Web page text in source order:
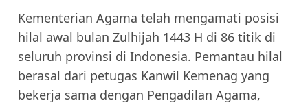
Kementerian Agama telah mengamati posisi
hilal awal bulan Zulhijah 1443 H di 86 titik di
seluruh provinsi di Indonesia. Pemantau hilal
berasal dari petugas Kanwil Kemenag yang
bekerja sama dengan Pengadilan Agama,